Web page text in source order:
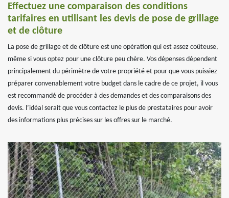
Effectuez une comparaison des conditions
tarifaires en utilisant les devis de pose de grillage
et de clôture
La pose de grillage et de clôture est une opération qui est assez coûteuse,
même si vous optez pour une clôture peu chère. Vos dépenses dépendent
principalement du périmètre de votre propriété et pour que vous puissiez
préparer convenablement votre budget dans le cadre de ce projet, il vous
est recommandé de procéder à des demandes et des comparaisons des
devis. l’idéal serait que vous contactez le plus de prestataires pour avoir
des informations plus précises sur les offres sur le marché.